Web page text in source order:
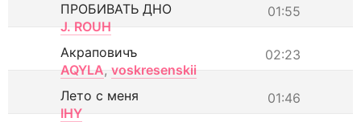
01:55
ПРОБИВАТЬ ДНО
J. ROUH
02:23
Акраповичъ
AQYLA, voskresenskii
01:46
Лето с меня
IHY